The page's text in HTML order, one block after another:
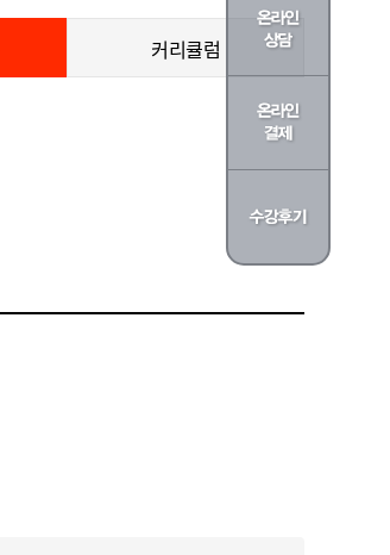
커리큘럼